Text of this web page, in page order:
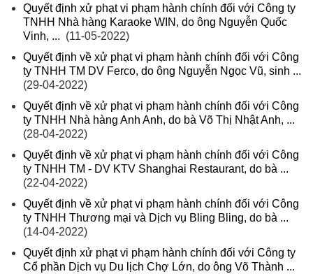
Quyết định xử phạt vi phạm hành chính đối với Công ty
TNHH Nhà hàng Karaoke WIN, do ông Nguyễn Quốc
Vinh, ... (11-05-2022)
Quyết định về xử phạt vi phạm hành chính đối với Công
ty TNHH TM DV Ferco, do ông Nguyễn Ngọc Vũ, sinh ...
(29-04-2022)
Quyết định về xử phạt vi phạm hành chính đối với Công
ty TNHH Nhà hàng Anh Anh, do bà Võ Thị Nhật Anh, ...
(28-04-2022)
Quyết định về xử phạt vi phạm hành chính đối với Công
ty TNHH TM - DV KTV Shanghai Restaurant, do bà ...
(22-04-2022)
Quyết định về xử phạt vi phạm hành chính đối với Công
ty TNHH Thương mại và Dịch vụ Bling Bling, do bà ...
(14-04-2022)
Quyết định xử phạt vi phạm hành chính đối với Công ty
Cổ phần Dịch vụ Du lịch Chợ Lớn, do ông Võ Thành ...